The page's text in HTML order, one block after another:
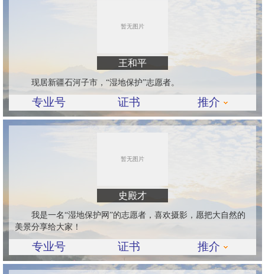
王和平
现居新疆石河子市，“湿地保护”志愿者。
专业号 证书 推介
史殿才
我是一名“湿地保护网”的志愿者，喜欢摄影，愿把大自然的
美景分享给大家！
专业号 证书 推介